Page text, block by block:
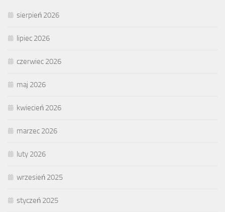
sierpień 2026
lipiec 2026
czerwiec 2026
maj 2026
kwiecień 2026
marzec 2026
luty 2026
wrzesień 2025
styczeń 2025